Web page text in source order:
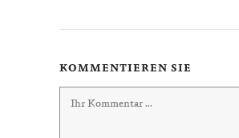
KOMMENTIEREN SIE